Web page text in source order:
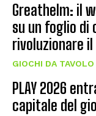
Greathelm: il
su un foglio di
rivoluzionare
GIOCHI DA TAVOLO
PLAY 2026
capitale del